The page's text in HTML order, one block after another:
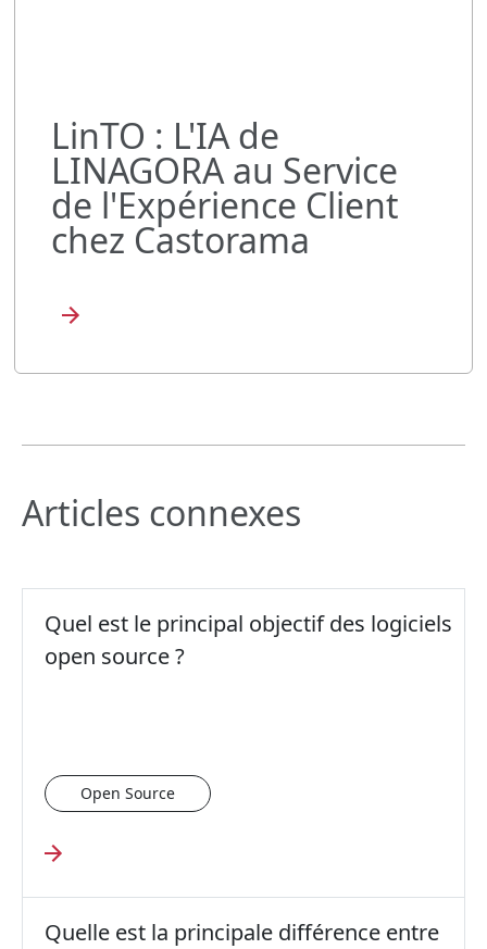
LinTO : L'IA de
LINAGORA au Service
de l'Expérience Client
chez Castorama
Articles connexes
Quel est le principal objectif des logiciels
open source ?
Open Source
Quelle est la principale différence entre